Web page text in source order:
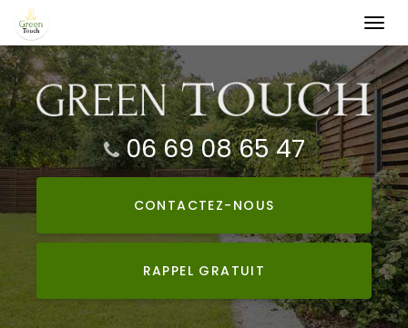
Aller
au
contenu
principal
06 69 08 65 47
CONTACTEZ- NOUS
RAPPEL GRATUIT